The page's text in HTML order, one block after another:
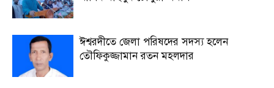
ঈশ্বরদীতে জেলা পরিষদের সদস্য হলেন
তৌফিকুজ্জামান রতন মহলদার